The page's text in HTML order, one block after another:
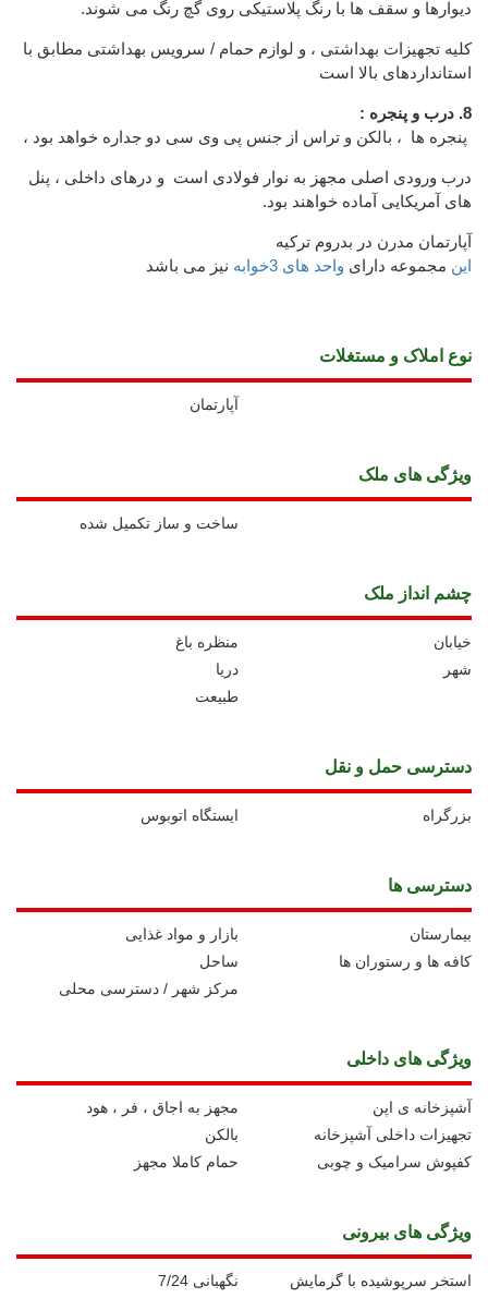
دیوارها و سقف ها با رنگ پلاستیکی روی گچ رنگ می شوند.
کلیه تجهیزات بهداشتی ، و لوازم حمام / سرویس بهداشتی مطابق با
استانداردهای بالا است
8. درب و پنجره :
پنجره ها ، بالکن و تراس از جنس پی وی سی دو جداره خواهد بود ،
درب ورودی اصلی مجهز به نوار فولادی است و درهای داخلی ، پنل
های آمریکایی آماده خواهند بود.
آپارتمان مدرن در بدروم ترکیه
این مجموعه دارای واحد های 3خوابه نیز می باشد
نوع املاک و مستغلات
آپارتمان
ويژگی های ملک
ساخت و ساز تکمیل شده
چشم انداز ملک
منظره باغ
خیابان
دریا
شهر
طبیعت
دسترسی حمل و نقل
ايستگاه اتوبوس بزرگراه
دسترسی ها
بازار و مواد غذایی
بیمارستان
ساحل
کافه ها و رستوران ها
مرکز شهر / دسترسی محلی
ویژگی های داخلی
مجهز به اجاق ، فر ، هود
آشپزخانه ی اپن
بالکن
تجهیزات داخلی آشپزخانه
حمام کاملا مجهز
کفپوش سرامیک و چوبی
ویژگی های بیرونی
نگهبانی 7/24
استخر سرپوشیده با گرمایش